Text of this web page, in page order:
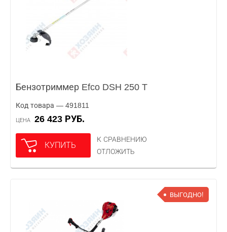
Бензотриммер Efco DSH 250 T
Код товара — 491811
ЦЕНА 26 423 РУБ.
КУПИТЬ
К СРАВНЕНИЮ
ОТЛОЖИТЬ
ВЫГОДНО!